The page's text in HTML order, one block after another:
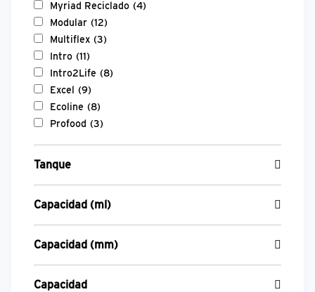
Myriad Reciclado (4)
Modular (12)
Multiflex (3)
Intro (11)
Intro2Life (8)
Excel (9)
Ecoline (8)
Profood (3)
Tanque
Capacidad (ml)
Capacidad (mm)
Capacidad